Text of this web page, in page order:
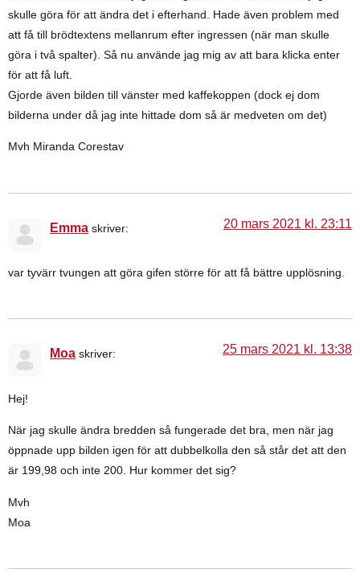
skulle göra för att ändra det i efterhand. Hade även problem med
att få till brödtextens mellanrum efter ingressen (när man skulle
göra i två spalter). Så nu använde jag mig av att bara klicka enter
för att få luft.
Gjorde även bilden till vänster med kaffekoppen (dock ej dom
bilderna under då jag inte hittade dom så är medveten om det)
Mvh Miranda Corestav
Emma skriver: 20 mars 2021 kl. 23:11
var tyvärr tvungen att göra gifen större för att få bättre upplösning.
Moa skriver: 25 mars 2021 kl. 13:38
Hej!
När jag skulle ändra bredden så fungerade det bra, men när jag
öppnade upp bilden igen för att dubbelkolla den så står det att den
är 199,98 och inte 200. Hur kommer det sig?
Mvh
Moa